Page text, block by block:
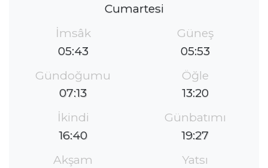
Cumartesi
İmsâk
05:43
Güneş
05:53
Gündoğumu
07:13
Öğle
13:20
İkindi
16:40
Günbatımı
19:27
Akşam
Yatsı